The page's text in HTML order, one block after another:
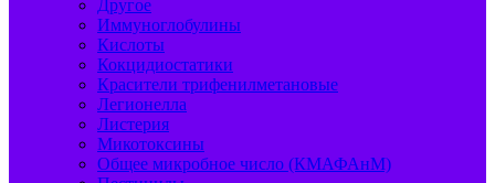
Другое
Иммуноглобулины
Кислоты
Кокцидиостатики
Красители трифенилметановые
Легионелла
Листерия
Микотоксины
Общее микробное число (КМАФАнМ)